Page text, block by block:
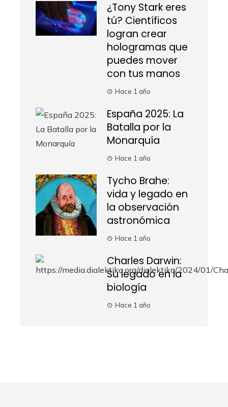
¿Tony Stark eres
tú? Científicos
logran crear
hologramas que
puedes mover
con tus manos
Hace 1 año
España 2025: La
Batalla por la
Monarquía
Hace 1 año
Tycho Brahe:
vida y legado en
la observación
astronómica
Hace 1 año
Charles Darwin:
Su legado en la
biología
Hace 1 año